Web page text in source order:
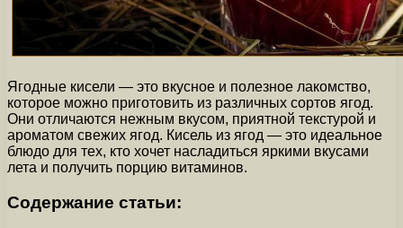
Ягодные кисели — это вкусное и полезное лакомство,
которое можно приготовить из различных сортов ягод.
Они отличаются нежным вкусом, приятной текстурой и
ароматом свежих ягод. Кисель из ягод — это идеальное
блюдо для тех, кто хочет насладиться яркими вкусами
лета и получить порцию витаминов.
Содержание статьи: